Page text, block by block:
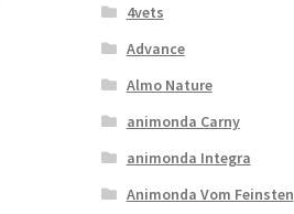
4vets
Advance
Almo Nature
animonda Carny
animonda Integra
Animonda Vom Feinsten